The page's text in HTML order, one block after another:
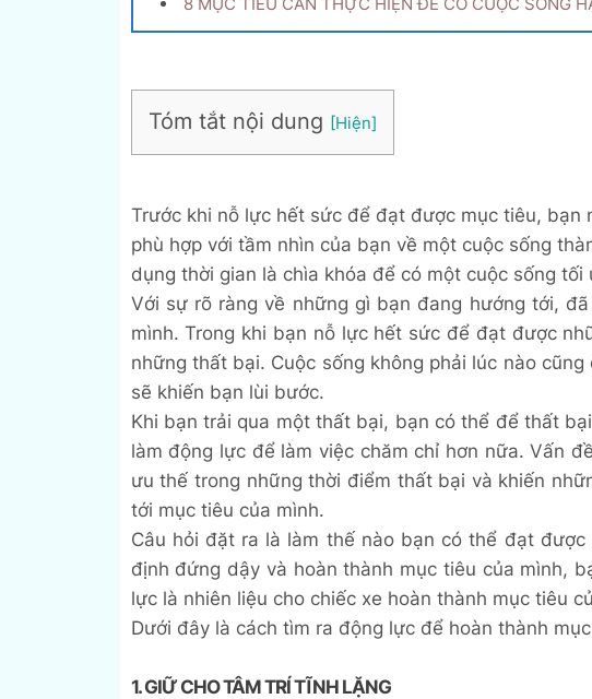
Tóm tắt nội dung
Trước khi nỗ lực hết sức để đạt được mục tiêu, bạn
phù hợp với tầm nhìn của bạn về một cuộc sống
dụng thời gian là chìa khóa để có một cuộc sống tối
Với sự rõ ràng về những gì bạn đang hướng tới,
mình. Trong khi bạn nỗ lực hết sức để đạt được
những thất bại. Cuộc sống không phải lúc nào
sẽ khiến bạn lùi bước.
Khi bạn trải qua một thất bại, bạn có thể để thất
làm động lực để làm việc chăm chỉ hơn nữa. Vấn
ưu thế trong những thời điểm thất bại và khiến
tới mục tiêu của mình.
Câu hỏi đặt ra là làm thế nào bạn có thể đạt
định đứng dậy và hoàn thành mục tiêu của mình,
lực là nhiên liệu cho chiếc xe hoàn thành mục tiêu
Dưới đây là cách tìm ra động lực để hoàn thành
1. GIỮ CHO TÂM TRÍ TĨNH LẶNG